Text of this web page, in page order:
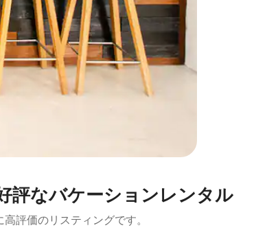
評なバケーションレンタル
評価のリスティングです。